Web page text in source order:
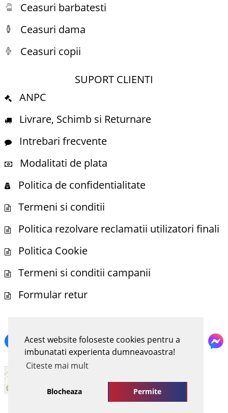
Acest website foloseste cookies pentru a
imbunatati experienta dumneavoastra!
Citeste mai mult
Blocheaza Permite
Ceasuri barbatesti
Ceasuri dama
Ceasuri copii
SUPORT CLIENTI
ANPC
Livrare, Schimb si Returnare
Intrebari frecvente
Modalitati de plata
Politica de confidentialitate
Termeni si conditii
Politica rezolvare reclamatii utilizatori finali
Politica Cookie
Termeni si conditii campanii
Formular retur